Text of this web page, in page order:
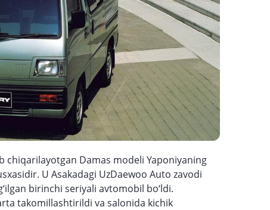
chiqarilayotgan Damas modeli Yaponiyaning
U Asakadagi UzDaewoo Auto zavodi
birinchi seriyali avtomobil bo‘ldi.
takomillashtirildi va salonida kichik